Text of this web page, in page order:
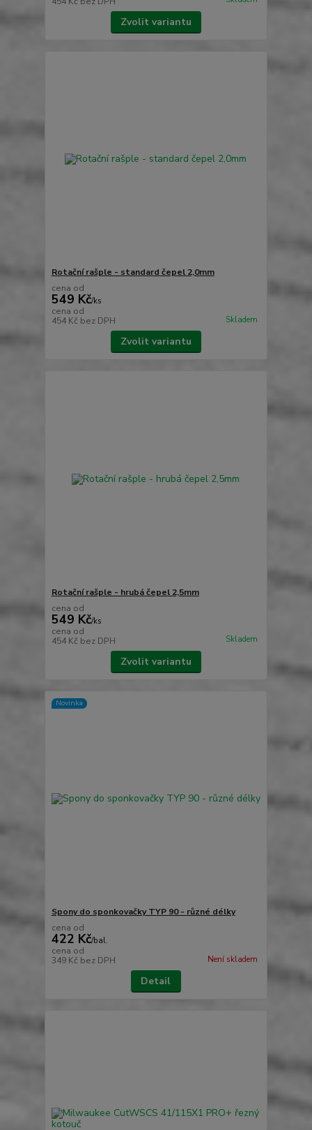
Zvolit variantu
Rotační rašple - standard čepel 2,0mm
cena od
549 Kč/ks
cena od
454 Kč bez DPH Skladem
Zvolit variantu
Rotační rašple - hrubá čepel 2,5mm
cena od
549 Kč/ks
cena od
454 Kč bez DPH Skladem
Zvolit variantu
Novinka
Spony do sponkovačky TYP 90 - různé délky
cena od
422 Kč/bal.
cena od
349 Kč bez DPH Není skladem
Detail